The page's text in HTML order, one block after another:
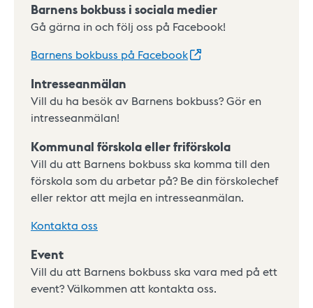
Barnens bokbuss i sociala medier
Gå gärna in och följ oss på Facebook!
Barnens bokbuss på Facebook
Intresseanmälan
Vill du ha besök av Barnens bokbuss? Gör en
intresseanmälan!
Kommunal förskola eller friförskola
Vill du att Barnens bokbuss ska komma till den
förskola som du arbetar på? Be din förskolechef
eller rektor att mejla en intresseanmälan.
Kontakta oss
Event
Vill du att Barnens bokbuss ska vara med på ett
event? Välkommen att kontakta oss.